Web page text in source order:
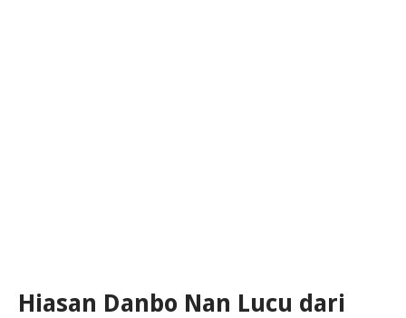
Hiasan Danbo Nan Lucu dari